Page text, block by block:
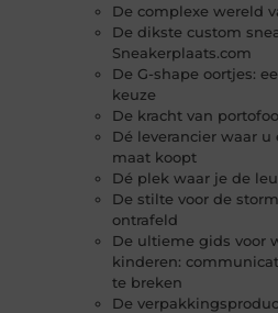
De complexe wereld
De dikste custom
Sneakerplaats.com
De G-shape oortjes:
keuze
De kracht van
Dé leverancier waar
maat koopt
Dé plek waar je de
De stilte voor de
ontrafeld
De ultieme gids voor
kinderen:
te breken
De